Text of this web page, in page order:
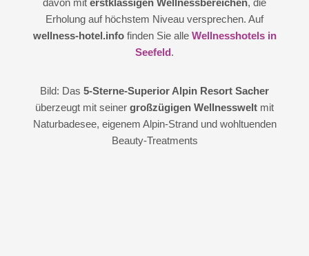
Erholung auf höchstem Niveau versprechen. Auf
wellness-hotel.infofinden Sie alle Wellnesshotels in
Seefeld.
Bild: Das 5-Sterne-Superior Alpin Resort Sacher
überzeugt mit seiner großzügigen Wellnesswelt mit
Naturbadesee, eigenem Alpin-Strand und wohltuenden
Beauty-Treatments